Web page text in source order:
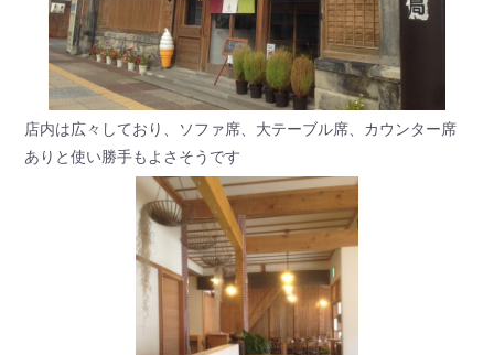
店内は広々しており、ソファ席、大テーブル席、カウンター席
ありと使い勝手もよさそうです